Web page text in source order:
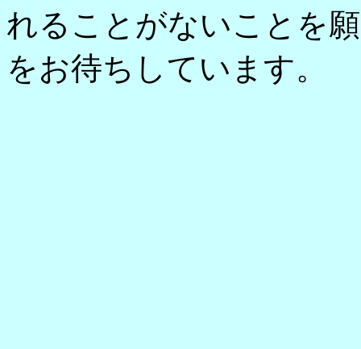
れることがないことを
をお待ちしています。